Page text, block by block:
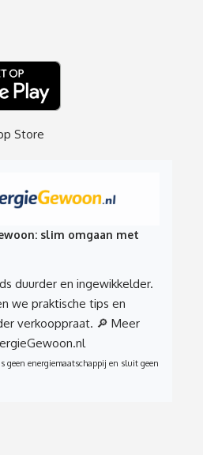
slim omgaan met
duurder en ingewikkelder.
we praktische tips en
verkooppraat. 🔎 Meer
geen energiemaatschappij en sluit geen